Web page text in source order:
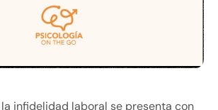
infidelidad laboral se presenta con